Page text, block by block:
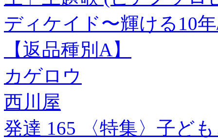
ディケイド〜輝ける10
【返品種別A】
カゲロウ
西川屋
発達 165 〈特集〉子ど